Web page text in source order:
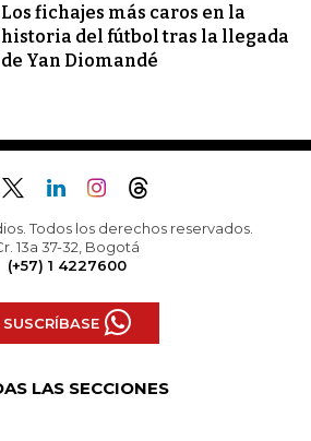
Los fichajes más caros en la
historia del fútbol tras la llegada
de Yan Diomandé
Todos los derechos reservados.
13a 37-32, Bogotá
(+57) 1 4227600
SUSCRÍBASE
LAS SECCIONES